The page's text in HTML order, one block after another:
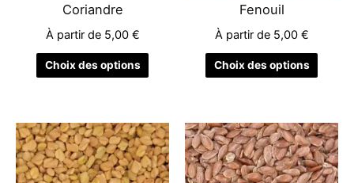
Coriandre
À partir de 5,00 €
Choix des options
page
produit
Fenouil
À partir de 5,00 €
Choix des options
page
produit
Ce
produit
a
Ce
produit
a